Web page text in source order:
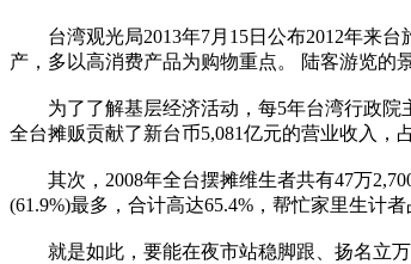
台湾观光局2013年7月15日公布2012年来台
产，多以高消费产品为购物重点。 陆客游览的
为了了解基层经济活动，每5年台湾行政院主
全台摊贩贡献了新台币5,081亿元的营业收入，
其次，2008年全台摆摊维生者共有47万
(61.9%)最多，合计高达65.4%，帮忙家里生计
就是如此，要能在夜市站稳脚跟、扬名立万